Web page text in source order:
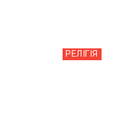
РЕЛІГІЯ